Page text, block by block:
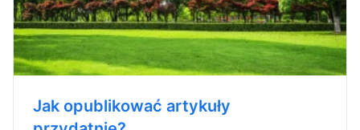
Jak opublikować artykuły